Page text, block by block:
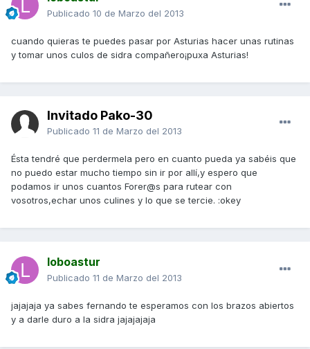
Publicado 10 de Marzo del 2013
cuando quieras te puedes pasar por Asturias hacer unas rutinas
y tomar unos culos de sidra compañero¡puxa Asturias!
Invitado Pako-30
Publicado 11 de Marzo del 2013
Ésta tendré que perdermela pero en cuanto pueda ya sabéis que
no puedo estar mucho tiempo sin ir por allí,y espero que
podamos ir unos cuantos Forer@s para rutear con
vosotros,echar unos culines y lo que se tercie. :okey
loboastur
Publicado 11 de Marzo del 2013
jajajaja ya sabes fernando te esperamos con los brazos abiertos
y a darle duro a la sidra jajajajaja